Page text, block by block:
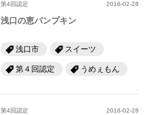
第4回認定 2016-02-28
浅口の恵パンプキン
浅口市 スイーツ
第４回認定 うめぇもん
第4回認定 2016-02-28